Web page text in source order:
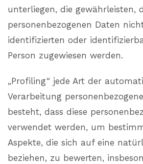
unterliegen, die gewährleisten,
personenbezogenen Daten
identifizierten oder
Person zugewiesen werden.
„Profiling“ jede Art der
Verarbeitung
besteht, dass diese
verwendet werden, um
Aspekte, die sich auf eine
beziehen, zu bewerten,